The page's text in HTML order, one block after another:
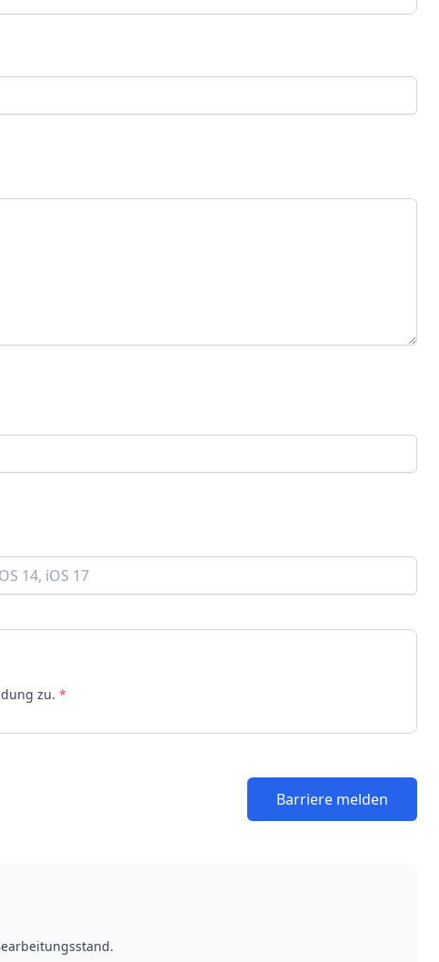
zu. *
Barriere melden